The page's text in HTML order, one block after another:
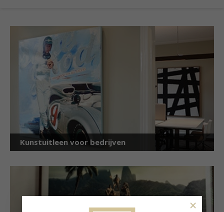
Kunstuitleen voor bedrijven
×